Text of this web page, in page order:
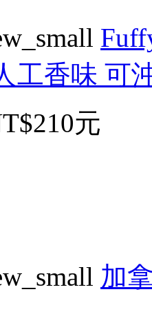
工香味 可
元
加